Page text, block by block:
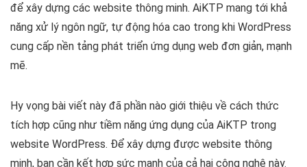
để xây dựng các website thông minh. AiKTP mang tới khả
năng xử lý ngôn ngữ, tự động hóa cao trong khi WordPress
cung cấp nền tảng phát triển ứng dụng web đơn giản, mạnh
mẽ.
Hy vọng bài viết này đã phần nào giới thiệu về cách thức
tích hợp cũng như tiềm năng ứng dụng của AiKTP trong
website WordPress. Để xây dựng được website thông
minh, bạn cần kết hợp sức mạnh của cả hai công nghệ này.